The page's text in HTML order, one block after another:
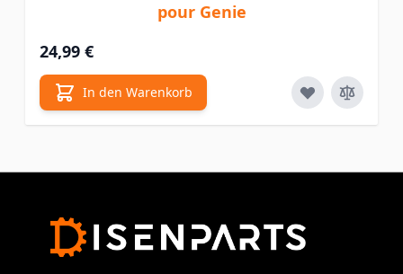
pour Genie
24,99 €
In den Warenkorb